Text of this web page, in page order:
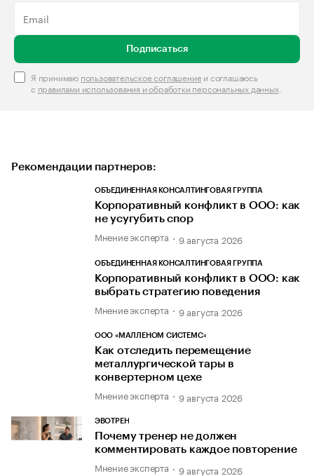
Подписаться
Я принимаю пользовательское соглашениеи соглашаюсь
с правилами использования и обработки персональных данных.
Рекомендации партнеров:
ОБЪЕДИНЕННАЯ КОНСАЛТИНГОВАЯ ГРУППА
Корпоративный конфликт в ООО: как
не усугубить спор
Мнение эксперта 9 августа 2026
ОБЪЕДИНЕННАЯ КОНСАЛТИНГОВАЯ ГРУППА
Корпоративный конфликт в ООО: как
выбрать стратегию поведения
Мнение эксперта 9 августа 2026
ООО «МАЛЛЕНОМ СИСТЕМС»
Как отследить перемещение
металлургической тары в
конвертерном цехе
Мнение эксперта 9 августа 2026
ЭВОТРЕН
Почему тренер не должен
комментировать каждое повторение
Мнение эксперта 9 августа 2026